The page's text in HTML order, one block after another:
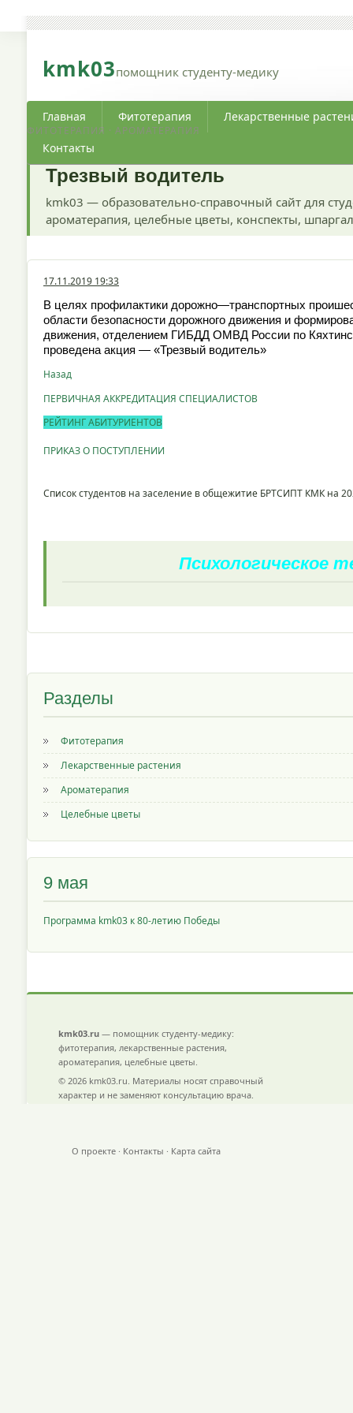
kmk03помощник студенту-медику
ФИТОТЕРАПИЯ · АРОМАТЕРАПИЯ
Главная Фитотерапия Лекарственные
Контакты
Трезвый водитель
kmk03 — образовательно-справочный сайт для
ароматерапия, целебные цветы, конспекты,
17.11.2019 19:33
В целях профилактики дорожно—транспортных
области безопасности дорожного движения и
движения, отделением ГИБДД ОМВД России по
проведена акция — «Трезвый водитель»
Назад
ПЕРВИЧНАЯ АККРЕДИТАЦИЯ СПЕЦИАЛИСТОВ
РЕЙТИНГ АБИТУРИЕНТОВ
ПРИКАЗ О ПОСТУПЛЕНИИ
Список студентов на заселение в общежитие БРТСИПТ КМК на
Психологическое
Разделы
Фитотерапия
Лекарственные растения
Ароматерапия
Целебные цветы
9 мая
Программа kmk03 к 80-летию Победы
kmk03.ru — помощник студенту-медику:
фитотерапия, лекарственные растения,
ароматерапия, целебные цветы.
© 2026 kmk03.ru. Материалы носят справочный
характер и не заменяют консультацию врача.
О проекте · Контакты · Карта сайта